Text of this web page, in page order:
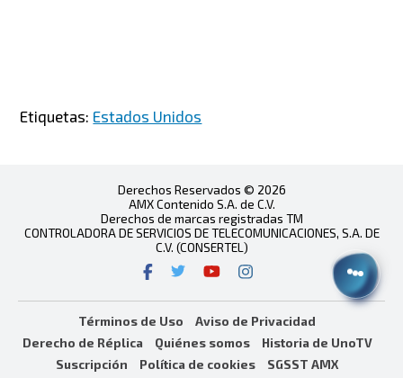
Etiquetas: Estados Unidos
Derechos Reservados © 2026
AMX Contenido S.A. de C.V.
Derechos de marcas registradas TM
CONTROLADORA DE SERVICIOS DE TELECOMUNICACIONES, S.A. DE
C.V. (CONSERTEL)
Términos de Uso
Aviso de Privacidad
Derecho de Réplica
Quiénes somos
Historia de UnoTV
Suscripción
Política de cookies SGSST AMX